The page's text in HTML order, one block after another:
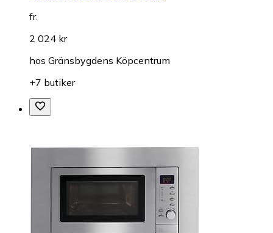
fr.
2 024 kr
hos Gränsbygdens Köpcentrum
+7 butiker